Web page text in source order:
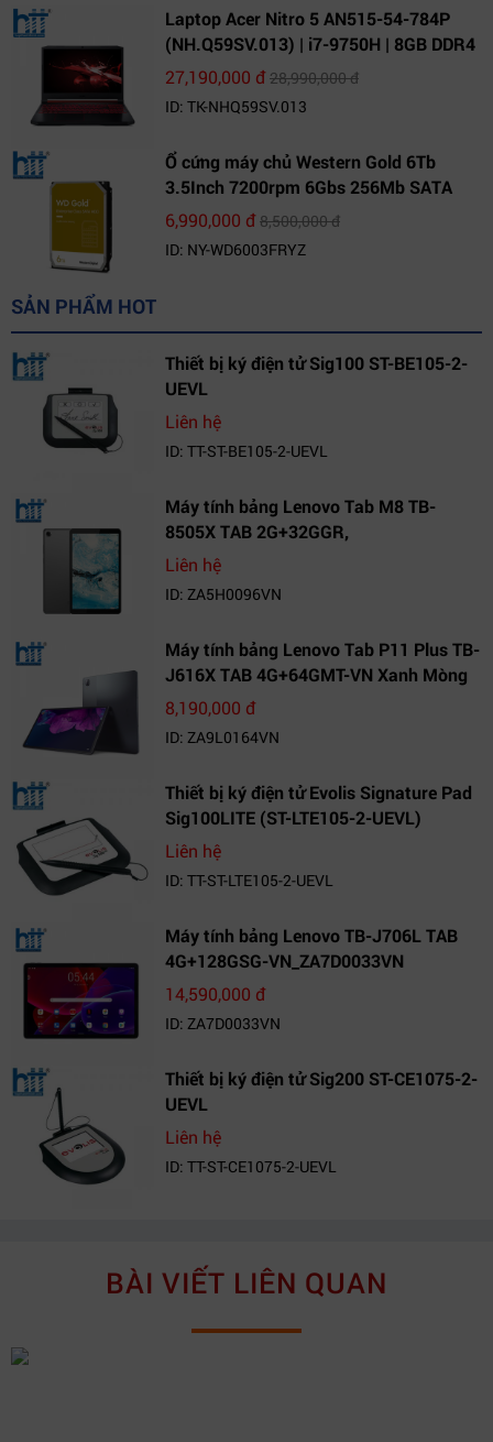
Laptop Acer Nitro 5 AN515-54-784P
(NH.Q59SV.013) | i7-9750H | 8GB DDR4
| 1TB HDD | GeForce GTX 1650 4GB |
27,190,000 đ28,990,000 đ
ID: TK-NHQ59SV.013
Ổ cứng máy chủ Western Gold 6Tb
3.5Inch 7200rpm 6Gbs 256Mb SATA
(WD6003FRYZ)
6,990,000 đ8,500,000 đ
ID: NY-WD6003FRYZ
SẢN PHẨM HOT
Thiết bị ký điện tử Sig100 ST-BE105-2-
UEVL
Liên hệ
ID: TT-ST-BE105-2-UEVL
Máy tính bảng Lenovo Tab M8 TB-
8505X TAB 2G+32GGR,
VN_ZA5H0096VN
Liên hệ
ID: ZA5H0096VN
Máy tính bảng Lenovo Tab P11 Plus TB-
J616X TAB 4G+64GMT-VN Xanh Mòng
Két_ZA9L0164VN
8,190,000 đ
ID: ZA9L0164VN
Thiết bị ký điện tử Evolis Signature Pad
Sig100LITE (ST-LTE105-2-UEVL)
Liên hệ
ID: TT-ST-LTE105-2-UEVL
Máy tính bảng Lenovo TB-J706L TAB
4G+128GSG-VN_ZA7D0033VN
14,590,000 đ
ID: ZA7D0033VN
Thiết bị ký điện tử Sig200 ST-CE1075-2-
UEVL
Liên hệ
ID: TT-ST-CE1075-2-UEVL
BÀI VIẾT LIÊN QUAN